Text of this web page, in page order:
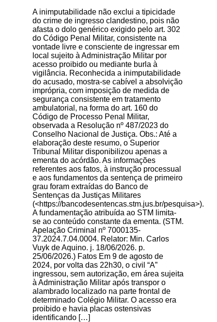
A inimputabilidade não exclui a tipicidade
do crime de ingresso clandestino, pois não
afasta o dolo genérico exigido pelo art. 302
do Código Penal Militar, consistente na
vontade livre e consciente de ingressar em
local sujeito à Administração Militar por
acesso proibido ou mediante burla à
vigilância. Reconhecida a inimputabilidade
do acusado, mostra-se cabível a absolvição
imprópria, com imposição de medida de
segurança consistente em tratamento
ambulatorial, na forma do art. 160 do
Código de Processo Penal Militar,
observada a Resolução nº 487/2023 do
Conselho Nacional de Justiça. Obs.: Até a
elaboração deste resumo, o Superior
Tribunal Militar disponibilizou apenas a
ementa do acórdão. As informações
referentes aos fatos, à instrução processual
e aos fundamentos da sentença de primeiro
grau foram extraídas do Banco de
Sentenças da Justiças Militares
(<https://bancodesentencas.stm.jus.br/pesquisa>).
A fundamentação atribuída ao STM limita-
se ao conteúdo constante da ementa. (STM.
Apelação Criminal nº 7000135-
37.2024.7.04.0004. Relator: Min. Carlos
Vuyk de Aquino. j. 18/06/2026. p.
25/06/2026.) Fatos Em 9 de agosto de
2024, por volta das 22h30, o civil “A”
ingressou, sem autorização, em área sujeita
à Administração Militar após transpor o
alambrado localizado na parte frontal de
determinado Colégio Militar. O acesso era
proibido e havia placas ostensivas
identificando […]